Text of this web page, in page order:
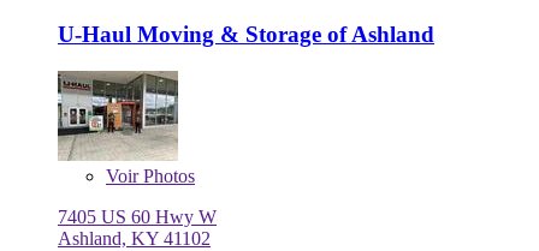
U-Haul Moving & Storage of Ashland
VoirPhotos
7405 US 60 Hwy W
Ashland, KY 41102